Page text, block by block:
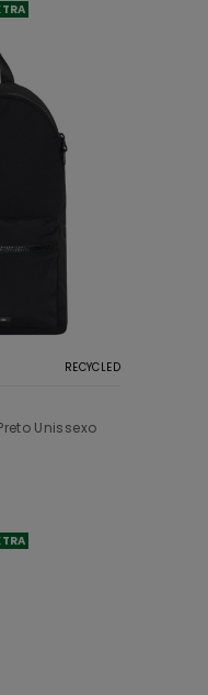
RECYCLED
Unissexo